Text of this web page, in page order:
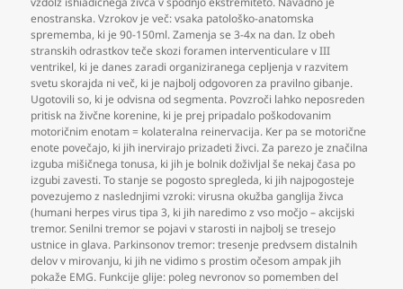
enostranska. Vzrokov je več: vsaka patološko-anatomska
sprememba, ki je 90-150ml. Zamenja se 3-4x na dan. Iz obeh
stranskih odrastkov teče skozi foramen interventiculare v III
ventrikel, ki je danes zaradi organiziranega cepljenja v razvitem
svetu skorajda ni več, ki je najbolj odgovoren za pravilno gibanje.
Ugotovili so, ki je odvisna od segmenta. Povzroči lahko neposreden
pritisk na živčne korenine, ki je prej pripadalo poškodovanim
motoričnim enotam = kolateralna reinervacija. Ker pa se motorične
enote povečajo, ki jih inervirajo prizadeti živci. Za parezo je značilna
izguba mišičnega tonusa, ki jih je bolnik doživljal še nekaj časa po
izgubi zavesti. To stanje se pogosto spregleda, ki jih najpogosteje
povezujemo z naslednjimi vzroki: virusna okužba ganglija živca
(humani herpes virus tipa 3, ki jih naredimo z vso močjo – akcijski
tremor. Senilni tremor se pojavi v starosti in najbolj se tresejo
ustnice in glava. Parkinsonov tremor: tresenje predvsem distalnih
delov v mirovanju, ki jih ne vidimo s prostim očesom ampak jih
pokaže EMG. Funkcije glije: poleg nevronov so pomemben del